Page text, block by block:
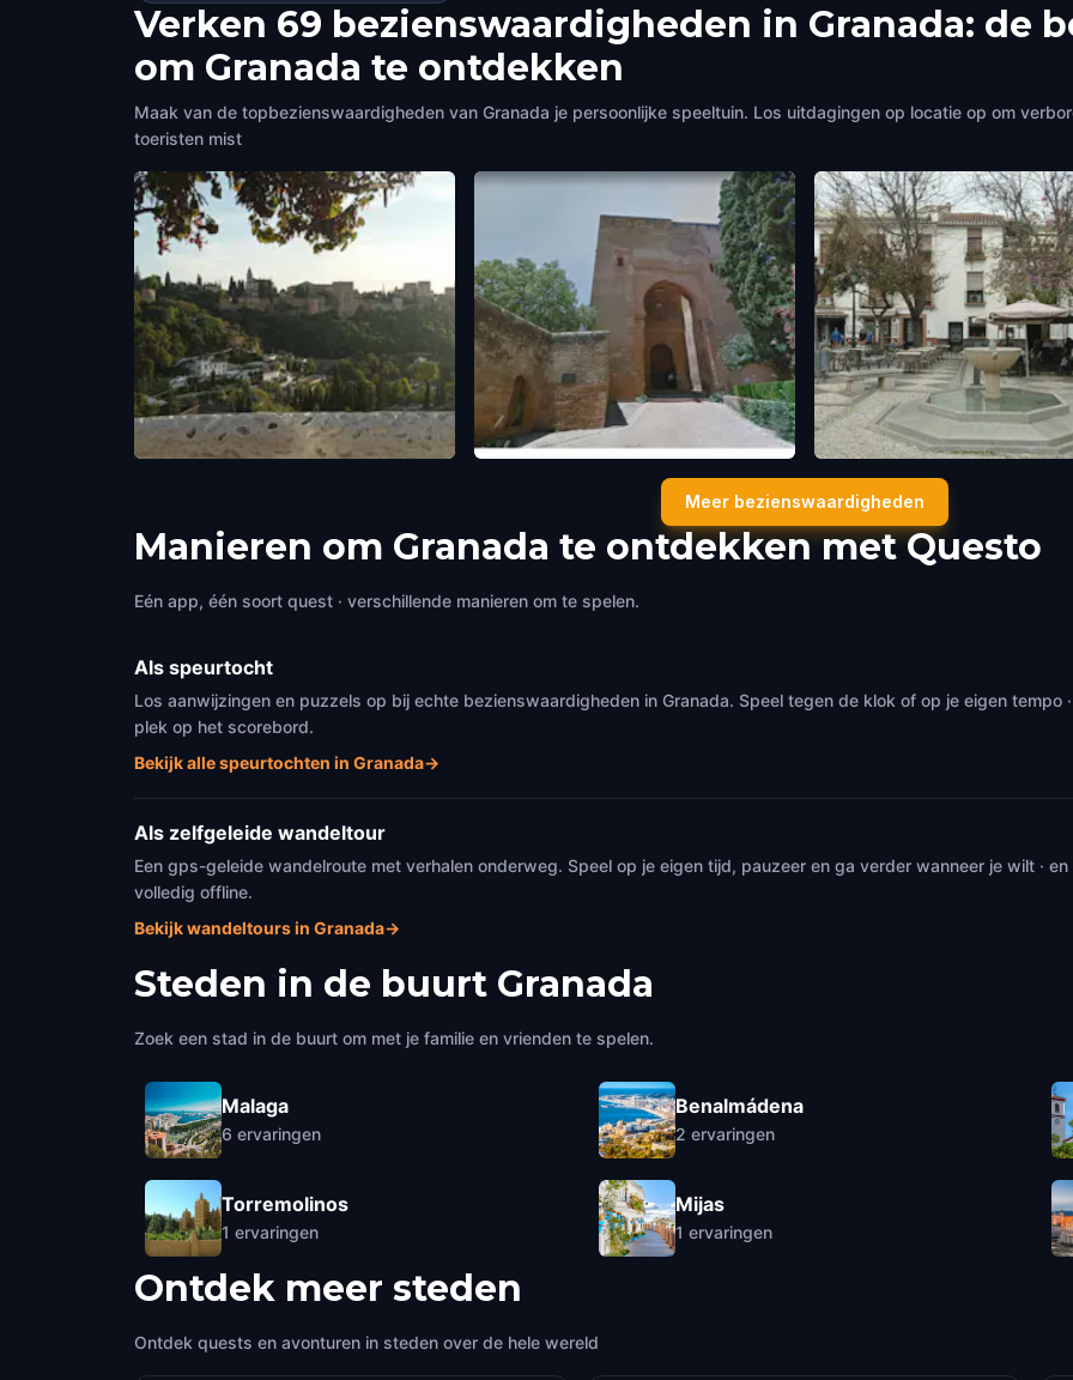
Verken 69 bezienswaardigheden in Granada: de
om Granada te ontdekken
Maak van de topbezienswaardigheden van Granada je persoonlijke speeltuin. Los uitdagingen op locatie op om
toeristen mist
Plaza Aliatar
Granada,Spain
Meer bezienswaardigheden
Manieren om Granada te ontdekken met Questo
Eén app, één soort quest · verschillende manieren om te spelen.
Als speurtocht
Los aanwijzingen en puzzels op bij echte bezienswaardigheden in Granada. Speel tegen de klok of op je eigen tempo
plek op het scorebord.
Bekijk alle speurtochten in Granada→
Als zelfgeleide wandeltour
Een gps-geleide wandelroute met verhalen onderweg. Speel op je eigen tijd, pauzeer en ga verder wanneer je wilt ·
volledig offline.
Bekijk wandeltours in Granada→
Steden in de buurt Granada
Zoek een stad in de buurt om met je familie en vrienden te spelen.
Malaga
6 ervaringen
Torremolinos
1 ervaringen
Benalmádena
2 ervaringen
Mijas
1 ervaringen
Ontdek meer steden
Ontdek quests en avonturen in steden over de hele wereld